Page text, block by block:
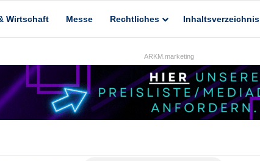
Wirtschaft Messe Rechtliches Inhaltsverzeichnis
ARKM.marketing